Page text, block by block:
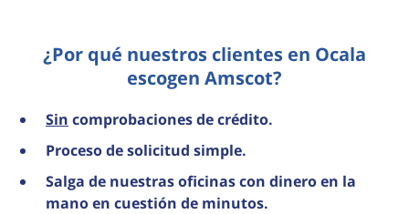
¿Por qué nuestros clientes en Ocala
escogen Amscot?
Sin comprobaciones de crédito.
Proceso de solicitud simple.
Salga de nuestras oficinas con dinero en la
mano en cuestión de minutos.